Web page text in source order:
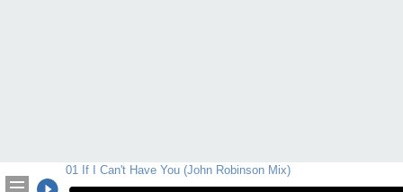
01 If I Can't Have You (John Robinson Mix)